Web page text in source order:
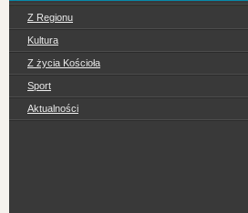
Z Regionu
Kultura
Z życia Kościoła
Sport
Aktualności